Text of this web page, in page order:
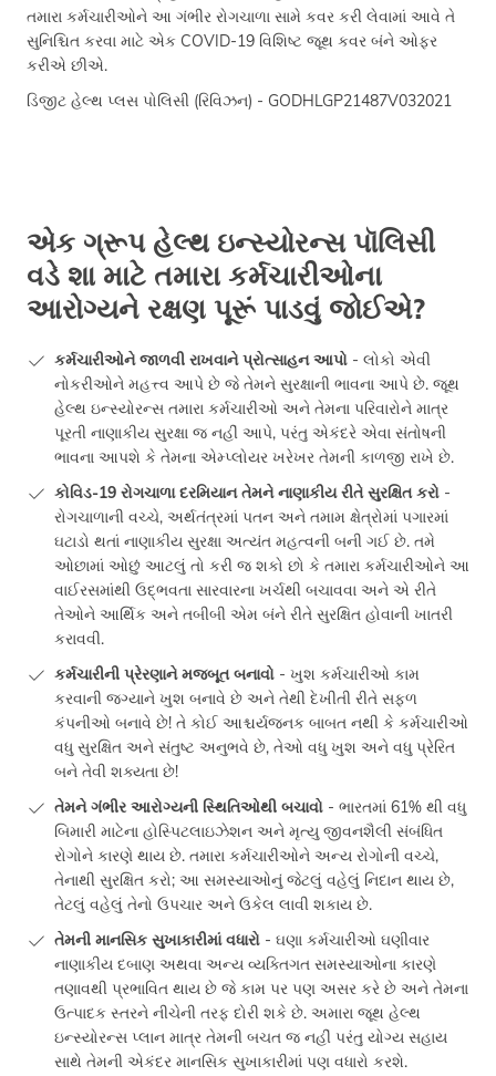
તમારા કર્મચારીઓને આ ગંભીર રોગચાળા સામે કવર કરી લેવામાં આવે તે
સુનિશ્ચિત કરવા માટે એક COVID-19 વિશિષ્ટ જૂથ કવર બંને ઓફર
કરીએ છીએ.
ડિજીટ હેલ્થ પ્લસ પોલિસી (રિવિઝન) - GODHLGP21487V032021
એક ગ્રૂપ હેલ્થ ઇન્સ્યોરન્સ પૉલિસી
વડે શા માટે તમારા કર્મચારીઓના
આરોગ્યને રક્ષણ પૂરૂં પાડવું જોઈએ?
કર્મચારીઓને જાળવી રાખવાને પ્રોત્સાહન આપો - લોકો એવી
નોકરીઓને મહત્ત્વ આપે છે જે તેમને સુરક્ષાની ભાવના આપે છે. જૂથ
હેલ્થ ઇન્સ્યોરન્સ તમારા કર્મચારીઓ અને તેમના પરિવારોને માત્ર
પૂરતી નાણાકીય સુરક્ષા જ નહીં આપે, પરંતુ એકંદરે એવા સંતોષની
ભાવના આપશે કે તેમના એમ્પ્લોયર ખરેખર તેમની કાળજી રાખે છે.
કોવિડ-19 રોગચાળા દરમિયાન તેમને નાણાકીય રીતે સુરક્ષિત કરો -
રોગચાળાની વચ્ચે, અર્થતંત્રમાં પતન અને તમામ ક્ષેત્રોમાં પગારમાં
ઘટાડો થતાં નાણાકીય સુરક્ષા અત્યંત મહત્વની બની ગઈ છે. તમે
ઓછામાં ઓછું આટલું તો કરી જ શકો છો કે તમારા કર્મચારીઓને આ
વાઈરસમાંથી ઉદ્ભવતા સારવારના ખર્ચથી બચાવવા અને એ રીતે
તેઓને આર્થિક અને તબીબી એમ બંને રીતે સુરક્ષિત હોવાની ખાતરી
કરાવવી.
કર્મચારીની પ્રેરણાને મજબૂત બનાવો - ખુશ કર્મચારીઓ કામ
કરવાની જગ્યાને ખુશ બનાવે છે અને તેથી દેખીતી રીતે સફળ
કંપનીઓ બનાવે છે! તે કોઈ આશ્ચર્યજનક બાબત નથી કે કર્મચારીઓ
વધુ સુરક્ષિત અને સંતુષ્ટ અનુભવે છે, તેઓ વધુ ખુશ અને વધુ પ્રેરિત
બને તેવી શક્યતા છે!
તેમને ગંભીર આરોગ્યની સ્થિતિઓથી બચાવો - ભારતમાં 61% થી વધુ
બિમારી માટેના હોસ્પિટલાઇઝેશન અને મૃત્યુ જીવનશૈલી સંબંધિત
રોગોને કારણે થાય છે. તમારા કર્મચારીઓને અન્ય રોગોની વચ્ચે,
તેનાથી સુરક્ષિત કરો; આ સમસ્યાઓનું જેટલું વહેલું નિદાન થાય છે,
તેટલું વહેલું તેનો ઉપચાર અને ઉકેલ લાવી શકાય છે.
તેમની માનસિક સુખાકારીમાં વધારો - ઘણા કર્મચારીઓ ઘણીવાર
નાણાકીય દબાણ અથવા અન્ય વ્યક્તિગત સમસ્યાઓના કારણે
તણાવથી પ્રભાવિત થાય છે જે કામ પર પણ અસર કરે છે અને તેમના
ઉત્પાદક સ્તરને નીચેની તરફ દોરી શકે છે. અમારા જૂથ હેલ્થ
ઇન્સ્યોરન્સ પ્લાન માત્ર તેમની બચત જ નહીં પરંતુ યોગ્ય સહાય
સાથે તેમની એકંદર માનસિક સુખાકારીમાં પણ વધારો કરશે.